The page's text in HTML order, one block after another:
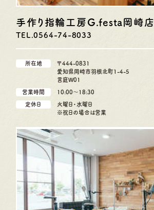
手作り指輪工房G.festa岡崎店
TEL.0564-74-8033
所在地
〒444-0831
愛知県岡崎市羽根北町1-4-5
言庭W01
営業時間 10:00〜18:30
定休日
火曜日・水曜日
※祝日の場合は営業